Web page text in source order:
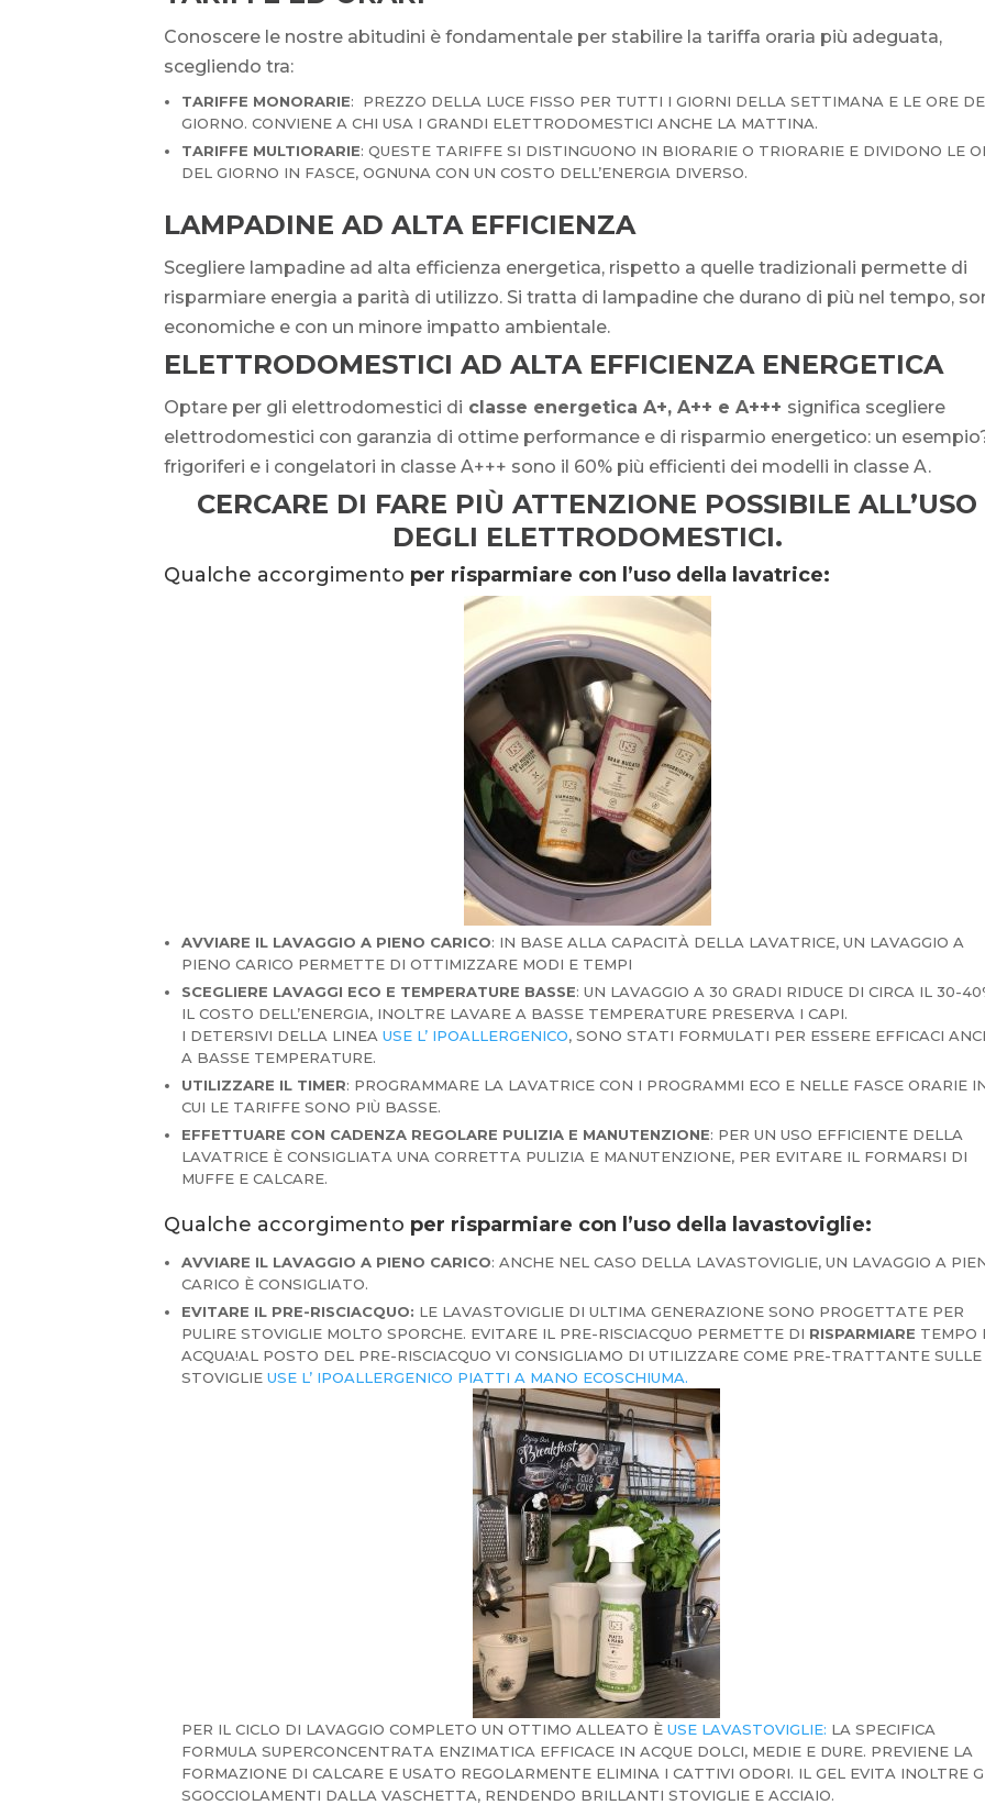
Conoscere le nostre abitudini è fondamentale per stabilire la tariffa oraria più adeguata,
scegliendo tra:
TARIFFE MONORARIE: PREZZO DELLA LUCE FISSO PER TUTTI I GIORNI DELLA SETTIMANA E LE ORE
GIORNO. CONVIENE A CHI USA I GRANDI ELETTRODOMESTICI ANCHE LA MATTINA.
TARIFFE MULTIORARIE: QUESTE TARIFFE SI DISTINGUONO IN BIORARIE O TRIORARIE E DIVIDONO LE
DEL GIORNO IN FASCE, OGNUNA CON UN COSTO DELL’ENERGIA DIVERSO.
LAMPADINE AD ALTA EFFICIENZA
Scegliere lampadine ad alta efficienza energetica, rispetto a quelle tradizionali permette di
risparmiare energia a parità di utilizzo. Si tratta di lampadine che durano di più nel tempo,
economiche e con un minore impatto ambientale.
ELETTRODOMESTICI AD ALTA EFFICIENZA ENERGETICA
Optare per gli elettrodomestici di classe energetica A+, A++ e A+++ significa scegliere
elettrodomestici con garanzia di ottime performance e di risparmio energetico: un
frigoriferi e i congelatori in classe A+++ sono il 60% più efficienti dei modelli in classe A.
CERCARE DI FARE PIÙ ATTENZIONE POSSIBILE ALL’USO
DEGLI ELETTRODOMESTICI.
Qualche accorgimento per risparmiare con l’uso della lavatrice:
AVVIARE IL LAVAGGIO A PIENO CARICO: IN BASE ALLA CAPACITÀ DELLA LAVATRICE, UN LAVAGGIO A
PIENO CARICO PERMETTE DI OTTIMIZZARE MODI E TEMPI
SCEGLIERE LAVAGGI ECO E TEMPERATURE BASSE: UN LAVAGGIO A 30 GRADI RIDUCE DI CIRCA IL 30-
IL COSTO DELL’ENERGIA, INOLTRE LAVARE A BASSE TEMPERATURE PRESERVA I CAPI.
I DETERSIVI DELLA LINEAUSE L’ IPOALLERGENICO, SONO STATI FORMULATI PER ESSERE EFFICACI
A BASSE TEMPERATURE.
UTILIZZARE IL TIMER: PROGRAMMARE LA LAVATRICE CON I PROGRAMMI ECO E NELLE FASCE ORARIE
CUI LE TARIFFE SONO PIÙ BASSE.
EFFETTUARE CON CADENZA REGOLARE PULIZIA E MANUTENZIONE: PER UN USO EFFICIENTE DELLA
LAVATRICE È CONSIGLIATA UNA CORRETTA PULIZIA E MANUTENZIONE, PER EVITARE IL FORMARSI DI
MUFFE E CALCARE.
Qualche accorgimento per risparmiare con l’uso della lavastoviglie:
AVVIARE IL LAVAGGIO A PIENO CARICO: ANCHE NEL CASO DELLA LAVASTOVIGLIE, UN LAVAGGIO A
CARICO È CONSIGLIATO.
EVITARE IL PRE-RISCIACQUO: LE LAVASTOVIGLIE DI ULTIMA GENERAZIONE SONO PROGETTATE PER
PULIRE STOVIGLIE MOLTO SPORCHE. EVITARE IL PRE-RISCIACQUO PERMETTE DI RISPARMIARE TEMPO
ACQUA!AL POSTO DEL PRE-RISCIACQUO VI CONSIGLIAMO DI UTILIZZARE COME PRE-TRATTANTE SULLE
STOVIGLIEUSE L’ IPOALLERGENICO PIATTI A MANO ECOSCHIUMA.
PER IL CICLO DI LAVAGGIO COMPLETO UN OTTIMO ALLEATO ÈUSE LAVASTOVIGLIE: LA SPECIFICA
FORMULA SUPERCONCENTRATA ENZIMATICA EFFICACE IN ACQUE DOLCI, MEDIE E DURE. PREVIENE LA
FORMAZIONE DI CALCARE E USATO REGOLARMENTE ELIMINA I CATTIVI ODORI. IL GEL EVITA INOLTRE
SGOCCIOLAMENTI DALLA VASCHETTA, RENDENDO BRILLANTI STOVIGLIE E ACCIAIO.